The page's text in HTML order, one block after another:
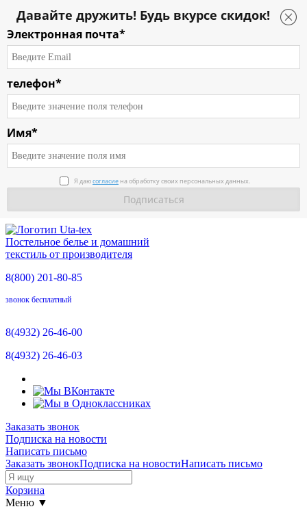
Давайте дружить! Будь вкурсе скидок!
Электронная почта*
телефон*
Имя*
Я даюсогласие на обработку своих персональных данных.
О компании
Каталог
Доставка
О продукции
Новости
Контакты
Прайс-лист
Остатки
Постельное белье и домашний
текстиль от производителя
8(800) 201-80-85
звонок бесплатный
8(4932) 26-46-00
8(4932) 26-46-03
Заказать звонок
Подписка на новости
Написать письмо
Заказать звонокПодписка на новостиНаписать письмо
Корзина
Меню ▼